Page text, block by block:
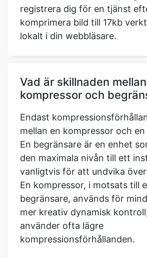
Vad är skillnaden mellan
Endast
mellan en kompressor och en
En begränsare är en enhet
den maximala nivån till ett
vanligtvis för att undvika
En kompressor, i motsats till
begränsare, används för
mer kreativ dynamisk
använder ofta lägre
kompressionsförhållanden.
Är komprimera bilden till